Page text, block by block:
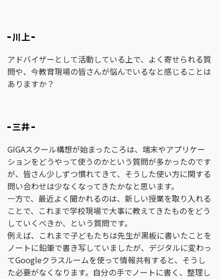
川上
アドバイザーとして活動している上で、よく寄せられる質
問や、今教育現場の皆さんが悩んでいるなと感じることは
ありますか？
三井
GIGAスクール構想が始まったころは、端末やアプリケー
ションをどうやって使うのかという質問が多かったのです
が、皆さん少しずつ慣れてきて、そうした使い方に関する
問い合わせは少なくなってきたかなと思います。
一方で、最近よく聞かれるのは、新しい授業を取り入れる
ことで、これまで学校現場で大事に教えてきたものをどう
していくべきか、という質問です。
例えば、これまで子どもたちは先生が黒板に書いたことを
ノートに鉛筆で書き写していましたが、デジタルに変わっ
てGoogleクラスルームを使って情報共有すると、そうし
た必要がなくなります。自分の手でノートに書く、整理し